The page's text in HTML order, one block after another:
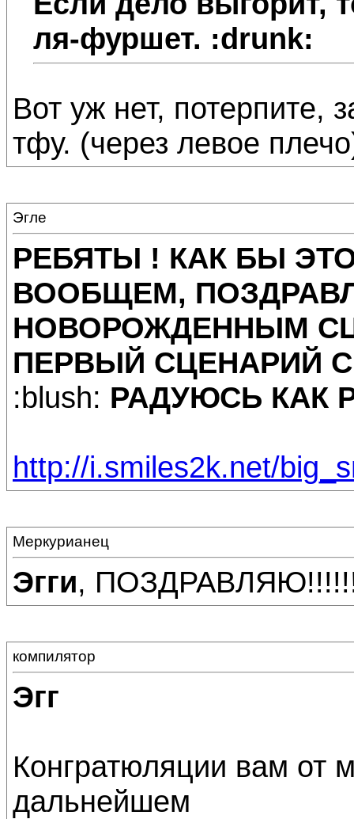
ля-фуршет. :drunk:
Вот уж нет, потерпите,
тфу. (через левое
Эгле
РЕБЯТЫ ! КАК БЫ
ВООБЩЕМ,
НОВОРОЖДЕННЫМ
ПЕРВЫЙ СЦЕНАРИЙ
:blush: РАДУЮСЬ КАК
http://i.smiles2k.net/
Меркурианец
Эгги,
компилятор
Эгг
Конгратюляции вам от
дальнейшем